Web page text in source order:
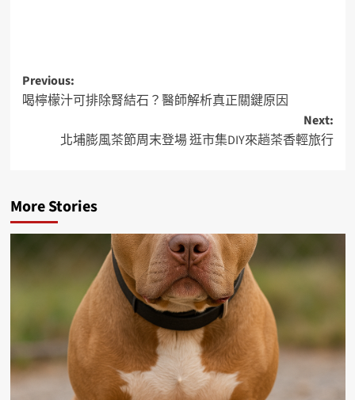
Previous:
喝檸檬汁可排除腎結石？醫師解析真正關鍵原因
Next:
北埔膨風茶節周末登場 逛市集DIY來趟茶香輕旅行
More Stories